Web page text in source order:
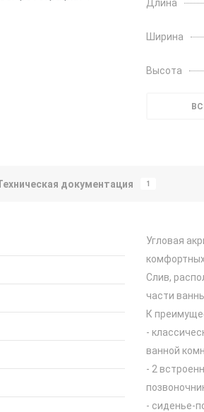
Длина
Ширина
Высота
документация 1
Угловая
Слив,
части
К
-
ванной
- 2
- сиденье-